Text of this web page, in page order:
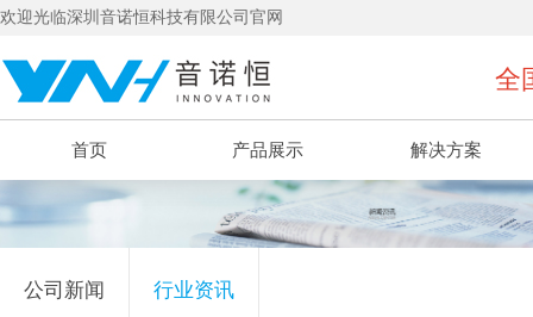
欢迎光临深圳音诺恒科技有限公司官网
全
首页 产品展示 解决方案
公司新闻 行业资讯